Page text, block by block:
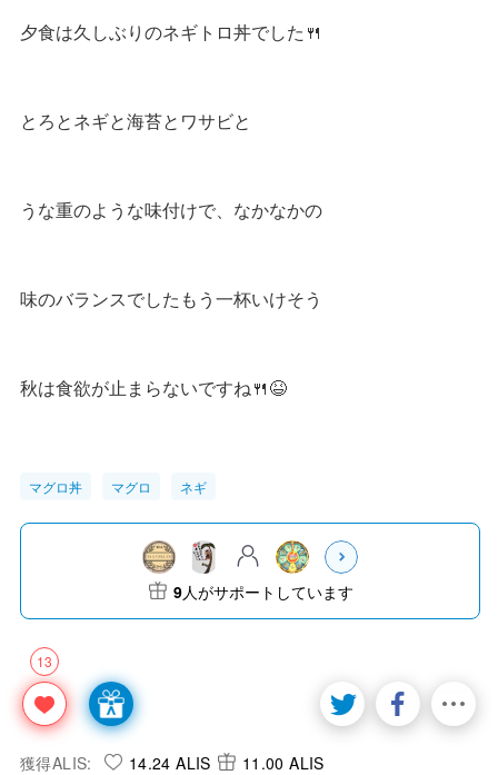
夕食は久しぶりのネギトロ丼でした🍴
とろとネギと海苔とワサビと
うな重のような味付けで、なかなかの
味のバランスでしたもう一杯いけそう
秋は食欲が止まらないですね🍴😆
マグロ丼 マグロ ネギ
13
9人がサポートしています
獲得ALIS: 14.24 ALIS 11.00 ALIS